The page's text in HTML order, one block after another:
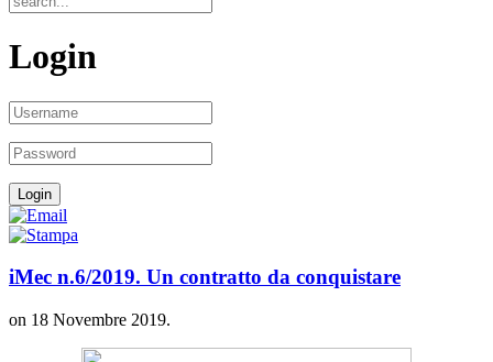
Login
iMec n.6/2019. Un contratto da conquistare
on 18 Novembre 2019.